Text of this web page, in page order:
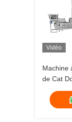
Vidéo
Machine
de Cat
Litter